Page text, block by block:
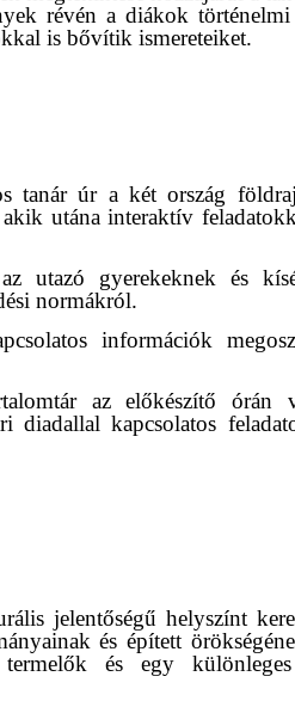
révén a diákok
is bővítik ismereteiket.
tanár úr a két ország
utána interaktív
utazó gyerekeknek és
normákról.
információk
az előkészítő órán
diadallal kapcsolatos
jelentőségű helyszínt
és épített
és egy különleges